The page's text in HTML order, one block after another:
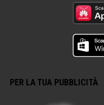
PER LA TUA PUBBLICITÀ